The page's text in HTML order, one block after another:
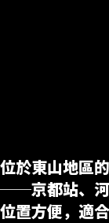
位於東山地區
──京都站、河
位置方便，適